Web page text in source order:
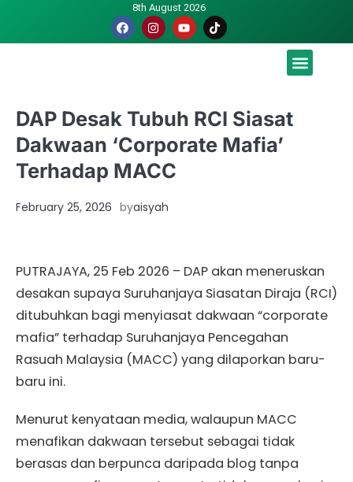
8th August 2026
DAP Desak Tubuh RCI Siasat
Dakwaan ‘Corporate Mafia’
Terhadap MACC
February 25, 2026 byaisyah
PUTRAJAYA, 25 Feb 2026 – DAP akan meneruskan
desakan supaya Suruhanjaya Siasatan Diraja (RCI)
ditubuhkan bagi menyiasat dakwaan “corporate
mafia” terhadap Suruhanjaya Pencegahan
Rasuah Malaysia (MACC) yang dilaporkan baru-
baru ini.
Menurut kenyataan media, walaupun MACC
menafikan dakwaan tersebut sebagai tidak
berasas dan berpunca daripada blog tanpa